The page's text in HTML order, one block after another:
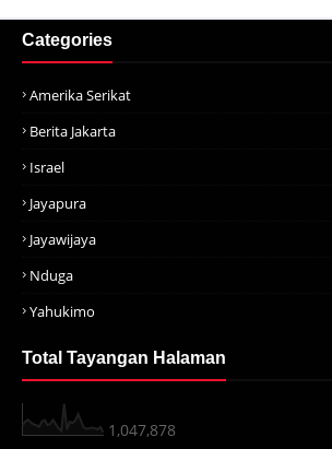
Categories
Amerika Serikat
Berita Jakarta
Israel
Jayapura
Jayawijaya
Nduga
Yahukimo
Total Tayangan Halaman
1,047,878